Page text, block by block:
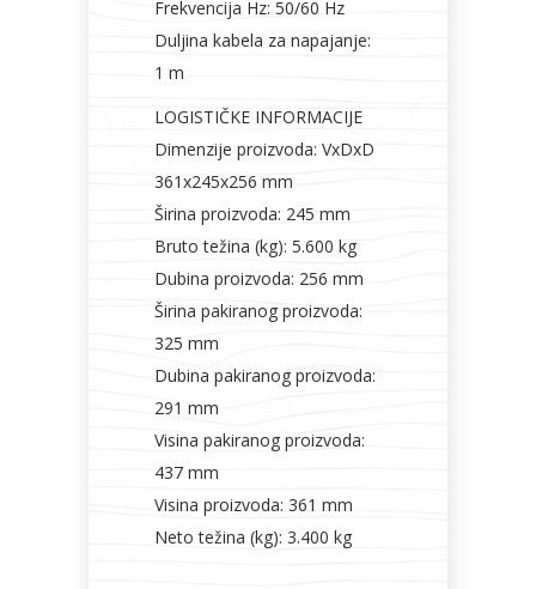
Frekvencija Hz: 50/60 Hz
Duljina kabela za napajanje:
1 m
LOGISTIČKE INFORMACIJE
Dimenzije proizvoda: VxDxD
361x245x256 mm
Širina proizvoda: 245 mm
Bruto težina (kg): 5.600 kg
Dubina proizvoda: 256 mm
Širina pakiranog proizvoda:
325 mm
Dubina pakiranog proizvoda:
291 mm
Visina pakiranog proizvoda:
437 mm
Visina proizvoda: 361 mm
Neto težina (kg): 3.400 kg